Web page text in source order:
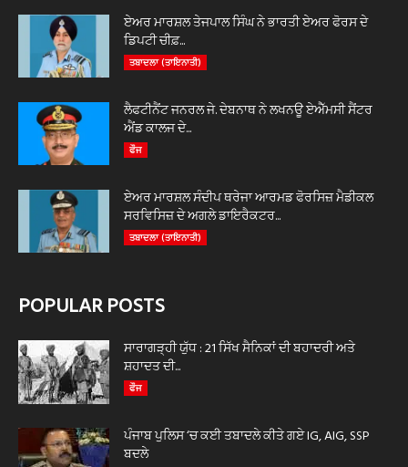
ਏਅਰ ਮਾਰਸ਼ਲ ਤੇਜਪਾਲ ਸਿੰਘ ਨੇ ਭਾਰਤੀ ਏਅਰ ਫੋਰਸ ਦੇ
ਡਿਪਟੀ ਚੀਫ਼...
ਤਬਾਦਲਾ (ਤਾਇਨਾਤੀ)
ਲੈਫਟੀਨੈਂਟ ਜਨਰਲ ਜੇ. ਦੇਬਨਾਥ ਨੇ ਲਖਨਊ ਏਐੱਮਸੀ ਸੈਂਟਰ
ਐਂਡ ਕਾਲਜ ਦੇ...
ਫੌਜ
ਏਅਰ ਮਾਰਸ਼ਲ ਸੰਦੀਪ ਥਰੇਜਾ ਆਰਮਡ ਫੋਰਸਿਜ਼ ਮੈਡੀਕਲ
ਸਰਵਿਸਿਜ਼ ਦੇ ਅਗਲੇ ਡਾਇਰੈਕਟਰ...
ਤਬਾਦਲਾ (ਤਾਇਨਾਤੀ)
POPULAR POSTS
ਸਾਰਾਗੜ੍ਹੀ ਯੁੱਧ : 21 ਸਿੱਖ ਸੈਨਿਕਾਂ ਦੀ ਬਹਾਦਰੀ ਅਤੇ
ਸ਼ਹਾਦਤ ਦੀ...
ਫੌਜ
ਪੰਜਾਬ ਪੁਲਿਸ ‘ਚ ਕਈ ਤਬਾਦਲੇ ਕੀਤੇ ਗਏ IG, AIG, SSP
ਬਦਲੇ